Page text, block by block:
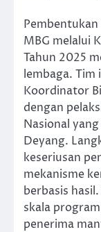
MBG melalui
Tahun 2025
lembaga.
Koordinator
dengan
Nasional
Deyang.
keseriusan
mekanisme
berbasis
skala
penerima